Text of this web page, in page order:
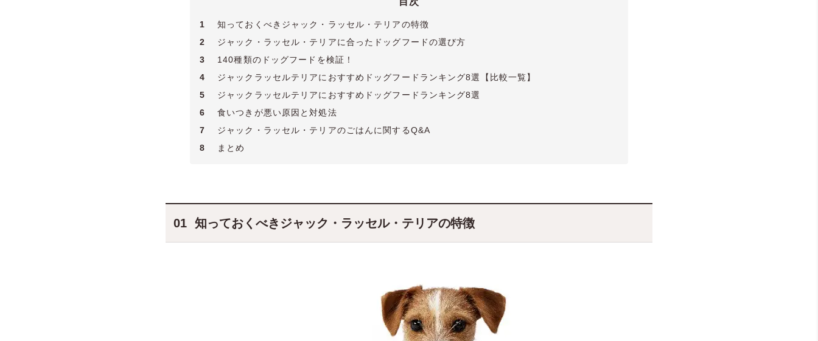
1
知っておくべきジャック・ラッセル・テリアの特徴
2
ジャック・ラッセル・テリアに合ったドッグフードの選び方
3
140種類のドッグフードを検証！
4
ジャックラッセルテリアにおすすめドッグフードランキング8選【比較一覧】
5
ジャックラッセルテリアにおすすめドッグフードランキング8選
6
食いつきが悪い原因と対処法
7
ジャック・ラッセル・テリアのごはんに関するQ&A
8
まとめ
知っておくべきジャック・ラッセル・テリアの特徴